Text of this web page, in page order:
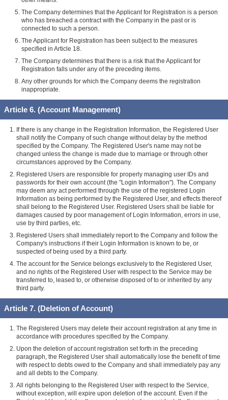
The Company determines that the Applicant for Registration is a person
who has breached a contract with the Company in the past or is
connected to such a person.
The Applicant for Registration has been subject to the measures
specified in Article 18.
The Company determines that there is a risk that the Applicant for
Registration falls under any of the preceding items.
Any other grounds for which the Company deems the registration
inappropriate.
Article 6. (Account Management)
If there is any change in the Registration Information, the Registered User
shall notify the Company of such change without delay by the method
specified by the Company. The Registered User's name may not be
changed unless the change is made due to marriage or through other
circumstances approved by the Company.
Registered Users are responsible for properly managing user IDs and
passwords for their own account (the "Login Information"). The Company
may deem any act performed through the use of the registered Login
Information as being performed by the Registered User, and effects thereof
shall belong to the Registered User. Registered Users shall be liable for
damages caused by poor management of Login Information, errors in use,
use by third parties, etc.
Registered Users shall immediately report to the Company and follow the
Company's instructions if their Login Information is known to be, or
suspected of being used by a third party.
The account for the Service belongs exclusively to the Registered User,
and no rights of the Registered User with respect to the Service may be
transferred to, leased to, or otherwise disposed of to or inherited by any
third party.
Article 7. (Deletion of Account)
The Registered Users may delete their account registration at any time in
accordance with procedures specified by the Company.
Upon the deletion of account registration set forth in the preceding
paragraph, the Registered User shall automatically lose the benefit of time
with respect to debts owed to the Company and shall immediately pay any
and all debts to the Company.
All rights belonging to the Registered User with respect to the Service,
without exception, will expire upon deletion of the account. Even if the